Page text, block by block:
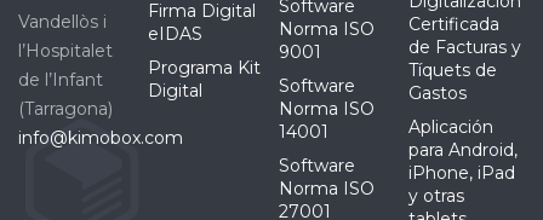
Vandellòs i
l’Hospitalet
de l’Infant
(Tarragona)
info@kimobox.com
Firma Digital
eIDAS
Programa Kit
Digital
Software
Norma ISO
9001
Software
Norma ISO
14001
Software
Norma ISO
27001
Certificada
de Facturas y
Tíquets de
Gastos
Aplicación
para Android,
iPhone, iPad
y otras